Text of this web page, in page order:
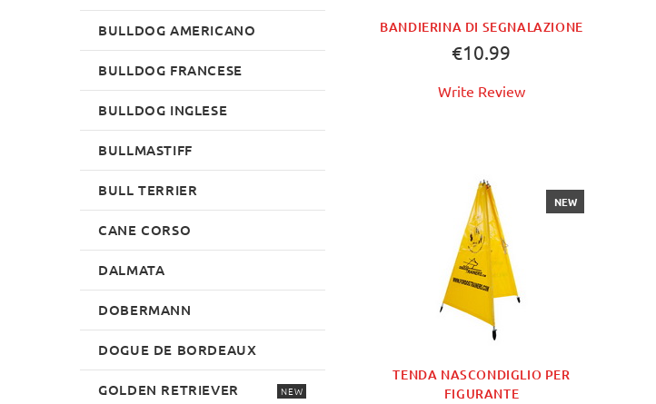
BANDIERINA DI SEGNALAZIONE
€10.99
Write Review
TENDA NASCONDIGLIO PER
FIGURANTE
NEW
BULLDOG AMERICANO
BULLDOG FRANCESE
BULLDOG INGLESE
BULLMASTIFF
BULL TERRIER
CANE CORSO
DALMATA
DOBERMANN
DOGUE DE BORDEAUX
GOLDEN RETRIEVER NEW